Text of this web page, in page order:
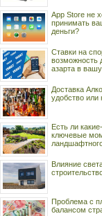
App Store не
принимать
деньги?
Ставки на
возможность
азарта в
Доставка
удобство или
Есть ли
ключевые
Влияние
Проблема с
балансом